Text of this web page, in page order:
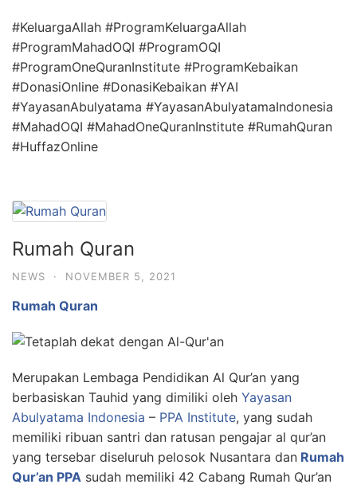
#KeluargaAllah #ProgramKeluargaAllah
#ProgramMahadOQI #ProgramOQI
#ProgramOneQuranInstitute #ProgramKebaikan
#DonasiOnline #DonasiKebaikan #YAI
#YayasanAbulyatama #YayasanAbulyatamaIndonesia
#MahadOQI #MahadOneQuranInstitute #RumahQuran
#HuffazOnline
Rumah Quran
NEWS · NOVEMBER 5, 2021
Rumah Quran
Merupakan Lembaga Pendidikan Al Qur’an yang
berbasiskan Tauhid yang dimiliki oleh Yayasan
Abulyatama Indonesia – PPA Institute, yang sudah
memiliki ribuan santri dan ratusan pengajar al qur’an
yang tersebar diseluruh pelosok Nusantara dan Rumah
Qur’an PPA sudah memiliki 42 Cabang Rumah Qur’an